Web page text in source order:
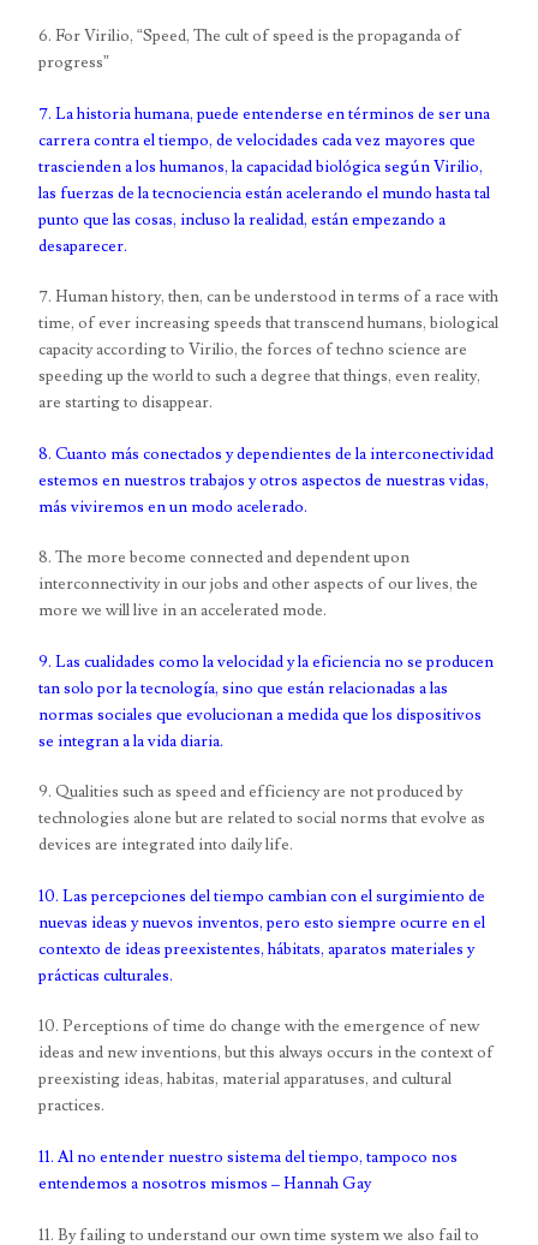
6. For Virilio, “Speed, The cult of speed is the propaganda of
progress”
7. La historia humana, puede entenderse en términos de ser una
carrera contra el tiempo, de velocidades cada vez mayores que
trascienden a los humanos, la capacidad biológica según Virilio,
las fuerzas de la tecnociencia están acelerando el mundo hasta tal
punto que las cosas, incluso la realidad, están empezando a
desaparecer.
7. Human history, then, can be understood in terms of a race with
time, of ever increasing speeds that transcend humans, biological
capacity according to Virilio, the forces of techno science are
speeding up the world to such a degree that things, even reality,
are starting to disappear.
8. Cuanto más conectados y dependientes de la interconectividad
estemos en nuestros trabajos y otros aspectos de nuestras vidas,
más viviremos en un modo acelerado.
8. The more become connected and dependent upon
interconnectivity in our jobs and other aspects of our lives, the
more we will live in an accelerated mode.
9. Las cualidades como la velocidad y la eficiencia no se producen
tan solo por la tecnología, sino que están relacionadas a las
normas sociales que evolucionan a medida que los dispositivos
se integran a la vida diaria.
9. Qualities such as speed and efficiency are not produced by
technologies alone but are related to social norms that evolve as
devices are integrated into daily life.
10. Las percepciones del tiempo cambian con el surgimiento de
nuevas ideas y nuevos inventos, pero esto siempre ocurre en el
contexto de ideas preexistentes, hábitats, aparatos materiales y
prácticas culturales.
10. Perceptions of time do change with the emergence of new
ideas and new inventions, but this always occurs in the context of
preexisting ideas, habitas, material apparatuses, and cultural
practices.
11. Al no entender nuestro sistema del tiempo, tampoco nos
entendemos a nosotros mismos – Hannah Gay
11. By failing to understand our own time system we also fail to